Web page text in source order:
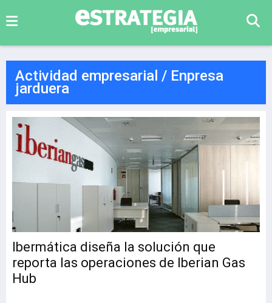
Actividad empresarial / Enpresa
jarduera
Ibermática diseña la solución que
reporta las operaciones de Iberian Gas
Hub